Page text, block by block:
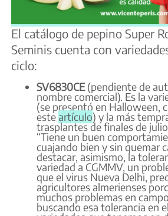
El catálogo de pepino Super
Seminis cuenta con
ciclo:
SV6830CE(pendiente de
nombre comercial). Es la
(se presentó en Halloween,
este artículo) y la más
trasplantes de finales de
“Tiene un buen
cuajando bien y sin quemar
destacar, asimismo, la
variedad a CGMMV, un
que el virus Nueva Delhi,
agricultores almerienses
muchos problemas en
buscando esa tolerancia en